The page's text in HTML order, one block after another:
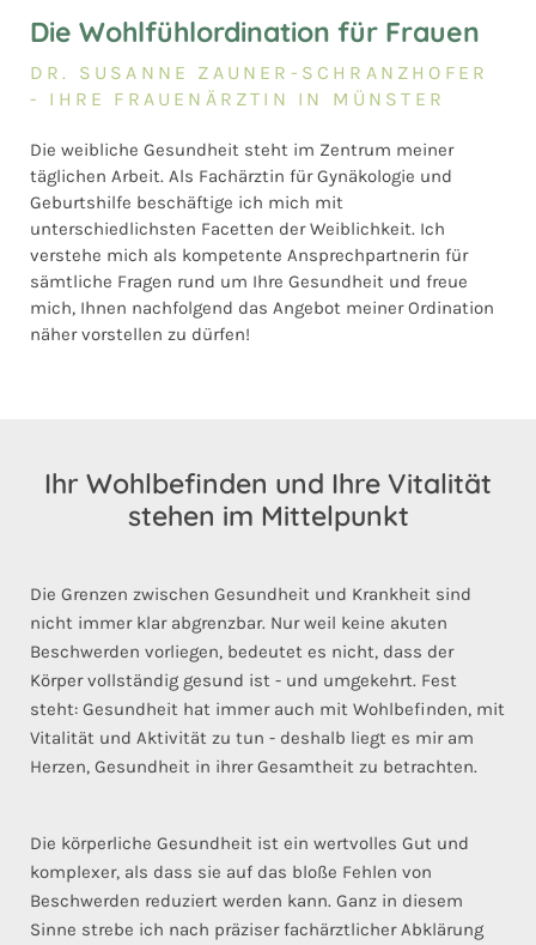
Die Wohlfühlordination für Frauen
DR. SUSANNE ZAUNER-SCHRANZHOFER
- IHRE FRAUENÄRZTIN IN MÜNSTER
Die weibliche Gesundheit steht im Zentrum meiner
täglichen Arbeit. Als Fachärztin für Gynäkologie und
Geburtshilfe beschäftige ich mich mit
unterschiedlichsten Facetten der Weiblichkeit. Ich
verstehe mich als kompetente Ansprechpartnerin für
sämtliche Fragen rund um Ihre Gesundheit und freue
mich, Ihnen nachfolgend das Angebot meiner Ordination
näher vorstellen zu dürfen!
Ihr Wohlbefinden und Ihre Vitalität
stehen im Mittelpunkt
Die Grenzen zwischen Gesundheit und Krankheit sind
nicht immer klar abgrenzbar. Nur weil keine akuten
Beschwerden vorliegen, bedeutet es nicht, dass der
Körper vollständig gesund ist - und umgekehrt. Fest
steht: Gesundheit hat immer auch mit Wohlbefinden, mit
Vitalität und Aktivität zu tun - deshalb liegt es mir am
Herzen, Gesundheit in ihrer Gesamtheit zu betrachten.
Die körperliche Gesundheit ist ein wertvolles Gut und
komplexer, als dass sie auf das bloße Fehlen von
Beschwerden reduziert werden kann. Ganz in diesem
Sinne strebe ich nach präziser fachärztlicher Abklärung